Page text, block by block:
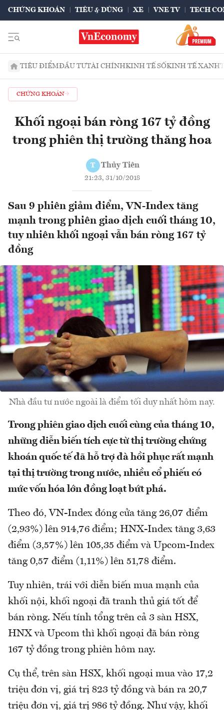
CHỨNG KHOÁN TIÊU & DÙNG XE VNE TV TECH
TIÊU ĐIỂMĐẦU TƯTÀI CHÍNHKINH TẾ SỐKINH TẾ XANH
CHỨNG KHOÁN
Khối ngoại bán ròng 167 tỷ đồng
trong phiên thị trường thăng hoa
T Thủy Tiên
21:23, 31/10/2018
Sau 9 phiên giảm điểm, VN-Index tăng
mạnh trong phiên giao dịch cuối tháng 10,
tuy nhiên khối ngoại vẫn bán ròng 167 tỷ
đồng
Nhà đầu tư nước ngoài là điểm tối duy nhất hôm nay.
Trong phiên giao dịch cuối cùng của tháng 10,
những diễn biến tích cực từ thị trường chứng
khoán quốc tế đã hỗ trợ đà hồi phục rất mạnh
tại thị trường trong nước, nhiều cổ phiếu có
mức vốn hóa lớn đồng loạt bứt phá.
Theo đó, VN-Index đóng cửa tăng 26,07 điểm
(2,93%) lên 914,76 điểm; HNX-Index tăng 3,63
điểm (3,57%) lên 105,35 điểm và Upcom-Index
tăng 0,57 điểm (1,11%) lên 51,78 điểm.
Tuy nhiên, trái với diễn biến mua mạnh của
khối nội, khối ngoại đã tranh thủ giá tốt để
bán ròng. Nếu tính tổng trên cả 3 sàn HSX,
HNX và Upcom thì khối ngoại đã bán ròng
167 tỷ đồng trong phiên hôm nay.
Cụ thể, trên sàn HSX, khối ngoại mua vào 17,2
triệu đơn vị, giá trị 823 tỷ đồng và bán ra 20,7
triệu đơn vị, giá trị 986 tỷ đồng. Như vậy, khối